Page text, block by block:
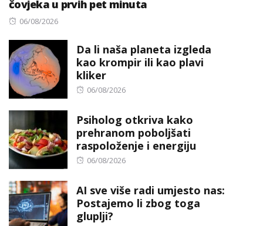
čovjeka u prvih pet minuta
Posted
06/08/2026
Da li naša planeta izgleda
kao krompir ili kao plavi
kliker
Posted
06/08/2026
Psiholog otkriva kako
prehranom poboljšati
raspoloženje i energiju
Posted
06/08/2026
AI sve više radi umjesto nas:
Postajemo li zbog toga
gluplji?